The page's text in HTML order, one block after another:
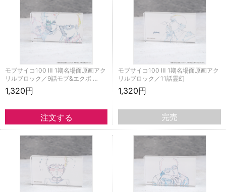
モブサイコ100 Ⅲ 1期名場面原画アク
リルブロック／9話モブ&エクボ …
1,320円
モブサイコ100 Ⅲ 1期名場面原画アク
リルブロック／11話霊幻
1,320円
完売